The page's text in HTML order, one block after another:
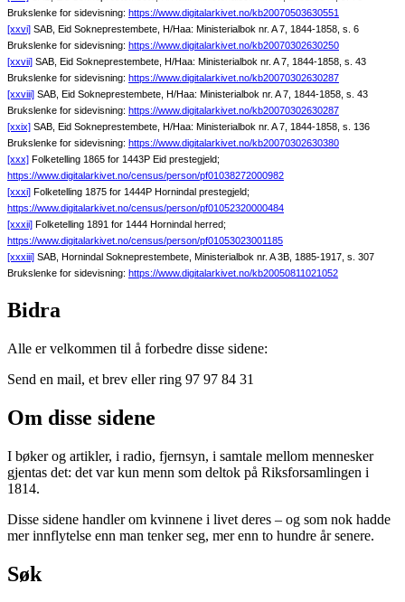
Brukslenke for sidevisning: https://www.digitalarkivet.no/kb20070503630551
[xxvi] SAB, Eid Sokneprestembete, H/Haa: Ministerialbok nr. A 7, 1844-1858, s. 6
Brukslenke for sidevisning: https://www.digitalarkivet.no/kb20070302630250
[xxvii] SAB, Eid Sokneprestembete, H/Haa: Ministerialbok nr. A 7, 1844-1858, s. 43
Brukslenke for sidevisning: https://www.digitalarkivet.no/kb20070302630287
[xxviii] SAB, Eid Sokneprestembete, H/Haa: Ministerialbok nr. A 7, 1844-1858, s. 43
Brukslenke for sidevisning: https://www.digitalarkivet.no/kb20070302630287
[xxix] SAB, Eid Sokneprestembete, H/Haa: Ministerialbok nr. A 7, 1844-1858, s. 136
Brukslenke for sidevisning: https://www.digitalarkivet.no/kb20070302630380
[xxx] Folketelling 1865 for 1443P Eid prestegjeld;
https://www.digitalarkivet.no/census/person/pf01038272000982
[xxxi] Folketelling 1875 for 1444P Hornindal prestegjeld;
https://www.digitalarkivet.no/census/person/pf01052320000484
[xxxii] Folketelling 1891 for 1444 Hornindal herred;
https://www.digitalarkivet.no/census/person/pf01053023001185
[xxxiii] SAB, Hornindal Sokneprestembete, Ministerialbok nr. A 3B, 1885-1917, s. 307
Brukslenke for sidevisning: https://www.digitalarkivet.no/kb20050811021052
Bidra
Alle er velkommen til å forbedre disse sidene:
Send en mail, et brev eller ring 97 97 84 31
Om disse sidene
I bøker og artikler, i radio, fjernsyn, i samtale mellom mennesker
gjentas det: det var kun menn som deltok på Riksforsamlingen i
1814.
Disse sidene handler om kvinnene i livet deres – og som nok hadde
mer innflytelse enn man tenker seg, mer enn to hundre år senere.
Søk